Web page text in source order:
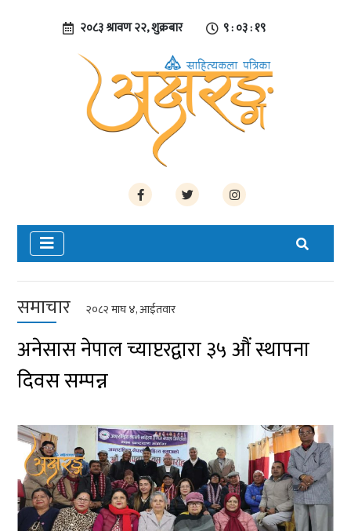
२०८३ श्रावण २२, शुक्रबार ९ : ०३ : २०
समाचार २०८२ माघ ४, आईतवार
अनेसास नेपाल च्याप्टरद्वारा ३५ औं स्थापना
दिवस सम्पन्न